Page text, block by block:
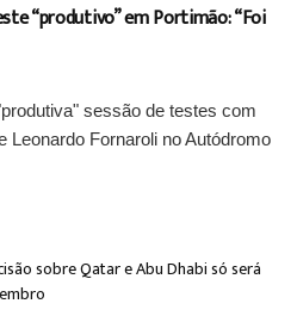
“produtivo” em Portimão: “Foi
sessão de testes com
Leonardo Fornaroli no Autódromo
sobre Qatar e Abu Dhabi só será